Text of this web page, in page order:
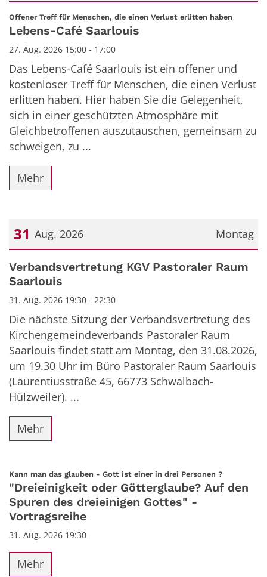
Datum: 27. August 2026
Offener Treff für Menschen, die einen Verlust erlitten haben
Lebens-Café Saarlouis
27. Aug. 2026 15:00 - 17:00
Das Lebens-Café Saarlouis ist ein offener und
kostenloser Treff für Menschen, die einen Verlust
erlitten haben. Hier haben Sie die Gelegenheit,
sich in einer geschützten Atmosphäre mit
Gleichbetroffenen auszutauschen, gemeinsam zu
schweigen, zu ...
Mehr
Montag
31 Aug. 2026
Datum: 31. August 2026
Verbandsvertretung KGV Pastoraler Raum
Saarlouis
31. Aug. 2026 19:30 - 22:30
Die nächste Sitzung der Verbandsvertretung des
Kirchengemeindeverbands Pastoraler Raum
Saarlouis findet statt am Montag, den 31.08.2026,
um 19.30 Uhr im Büro Pastoraler Raum Saarlouis
(Laurentiusstraße 45, 66773 Schwalbach-
Hülzweiler). ...
Mehr
Kann man das glauben - Gott ist einer in drei Personen ?
"Dreieinigkeit oder Götterglaube? Auf den
Spuren des dreieinigen Gottes" -
Vortragsreihe
31. Aug. 2026 19:30
Mehr